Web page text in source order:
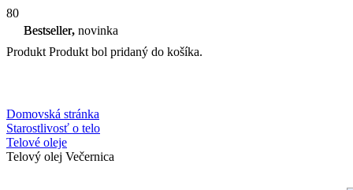
Produkt Produkt bol pridaný do košíka.
Domovská stránka
Starostlivosť o telo
Telové oleje
Telový olej Večernica
Bestseller
Bestseller, novinka